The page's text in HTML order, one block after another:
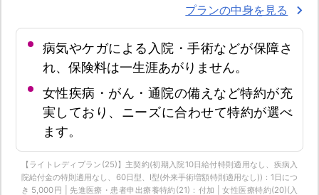
プランの中身を見る
病気やケガによる入院・手術などが保障さ
れ、保険料は一生涯あがりません。
女性疾病・がん・通院の備えなど特約が充
実しており、ニーズに合わせて特約が選べ
ます。
【ライトレディプラン(25)】主契約(初期入院10日給付特則適用なし、疾病入
院給付金の特則適用なし、60日型、I型(外来手術増額特則適用なし))：1日につ
き 5,000円 | 先進医療・患者申出療養特約(21)：付加 | 女性医療特約(20)(入